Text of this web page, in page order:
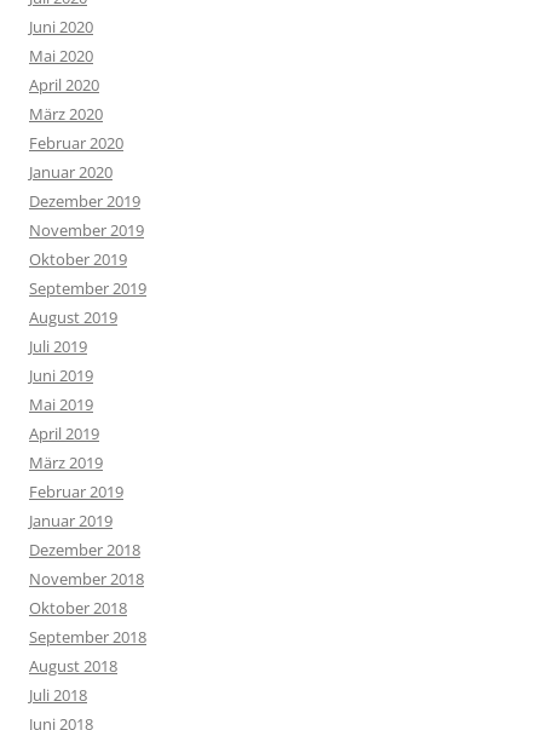
Juni 2020
Mai 2020
April 2020
März 2020
Februar 2020
Januar 2020
Dezember 2019
November 2019
Oktober 2019
September 2019
August 2019
Juli 2019
Juni 2019
Mai 2019
April 2019
März 2019
Februar 2019
Januar 2019
Dezember 2018
November 2018
Oktober 2018
September 2018
August 2018
Juli 2018
Juni 2018